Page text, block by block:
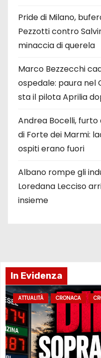
Pride di Milano,
Pezzotti contro
minaccia di querela
Marco Bezzecchi
ospedale: paura nel
sta il pilota Aprilia
Andrea Bocelli, furto
di Forte dei Marmi:
ospiti erano fuori
Albano rompe gli
Loredana Lecciso
insieme
In Evidenza
ATTUALITÀ CRONACA